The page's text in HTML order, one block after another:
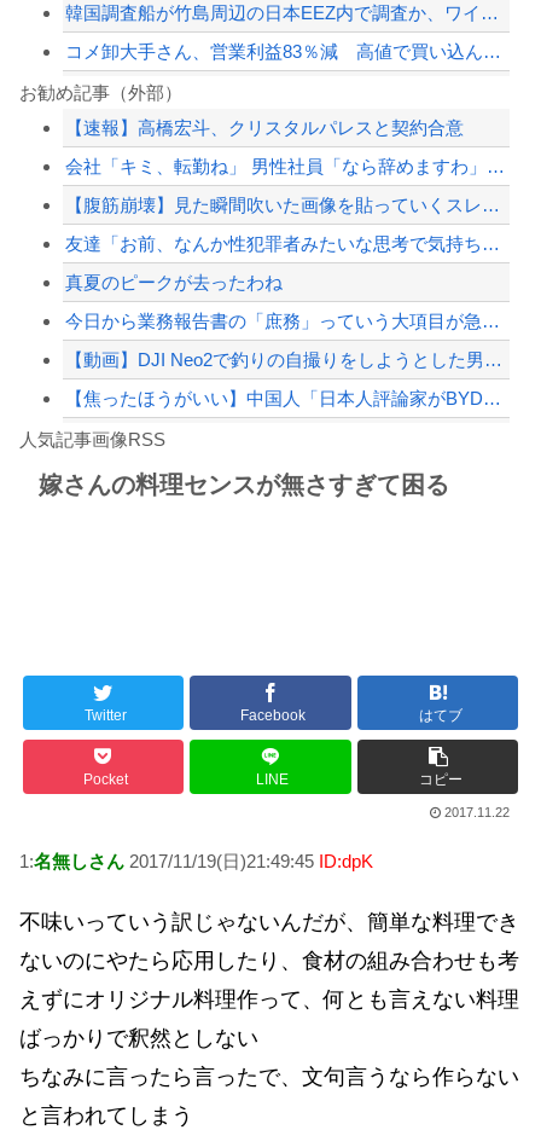
韓国調査船が竹島周辺の日本EEZ内で調査か、ワイヤのようなもの海中に投入…外務省...
コメ卸大手さん、営業利益83％減 高値で買い込んだ米が売れず「損切り祭り」開幕へ
PTA会長「PTA参加拒否した親へ最終警告。こうなってもいい？」
【画像】移民についての日本人の本音、だいたいこれｗｗｗｗ
【配信者】「金バエ」のSNS更新が1週間途絶え、様々な憶測が飛び交う。1週間ぶり...
Powered by livedoor 相互RSS
お勧め記事（外部）
【速報】高橋宏斗、クリスタルパレスと契約合意
会社「キミ、転勤ね」 男性社員「なら辞めますわ」 → 凄いことになるｗｗｗｗｗｗ
【腹筋崩壊】見た瞬間吹いた画像を貼っていくスレｗｗｗｗ
友達「お前、なんか性犯罪者みたいな思考で気持ち悪いな」言われたわ
真夏のピークが去ったわね
今日から業務報告書の「庶務」っていう大項目が急に廃止されたんだけど意味不明すぎる
【動画】DJI Neo2で釣りの自撮りをしようとした男の悲劇（ノ∇`）
【焦ったほうがいい】中国人「日本人評論家がBYDのラッコの装備を褒めてるけど中国...
しんのすけ「ギアスを手に入れたゾ」
Powered by livedoor 相互RSS
人気記事画像RSS
嫁さんの料理センスが無さすぎて困る
Twitter Facebook はてブ
Pocket LINE コピー
2017.11.22
1:名無しさん 2017/11/19(日)21:49:45 ID:dpK
不味いっていう訳じゃないんだが、簡単な料理でき
ないのにやたら応用したり、食材の組み合わせも考
えずにオリジナル料理作って、何とも言えない料理
ばっかりで釈然としない
ちなみに言ったら言ったで、文句言うなら作らない
と言われてしまう